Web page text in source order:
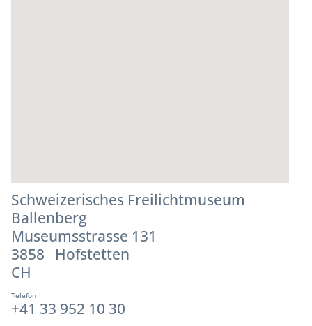
Schweizerisches Freilichtmuseum
Ballenberg
Museumsstrasse 131
3858 Hofstetten
CH
Telefon
+41 33 952 10 30